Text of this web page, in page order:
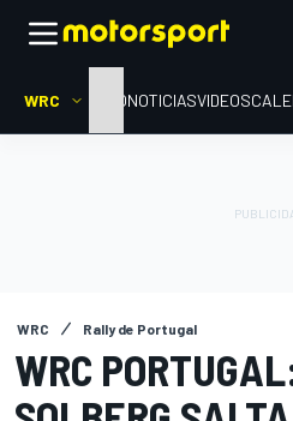
WRC INICIONOTICIASVIDEOS
WRC Rally de Portugal
WRC